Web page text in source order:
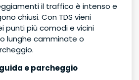
il traffico è intenso e
chiusi. Con TDS vieni
punti più comodi e vicini
lunghe camminate o
e parcheggio